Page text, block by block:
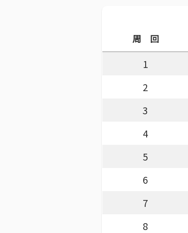
周 回
1
2
3
4
5
6
7
8